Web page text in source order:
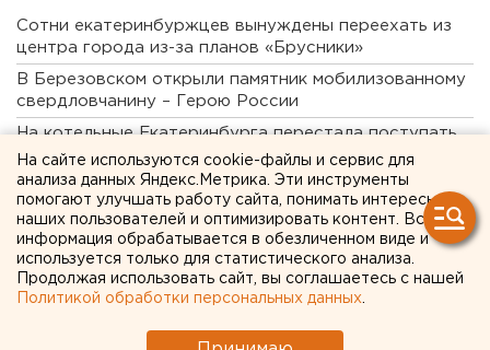
Сотни екатеринбуржцев вынуждены переехать из
центра города из-за планов «Брусники»
В Березовском открыли памятник мобилизованному
свердловчанину – Герою России
На котельные Екатеринбурга перестала поступать
вода
Экономист-регионовед рассказала, почему резко
отличаются цены на бензин в разных частях страны
Украинские беспилотники сбиты над Оренбургской
областью
Власти Львова игнорируют решение Верховного
разведчика России
На сайте используются cookie-файлы и сервис для
анализа данных Яндекс.Метрика. Эти инструменты
помогают улучшать работу сайта, понимать интересы
наших пользователей и оптимизировать контент. Вся
информация обрабатывается в обезличенном виде и
используется только для статистического анализа.
Продолжая использовать сайт, вы соглашаетесь с нашей
Политикой обработки персональных данных